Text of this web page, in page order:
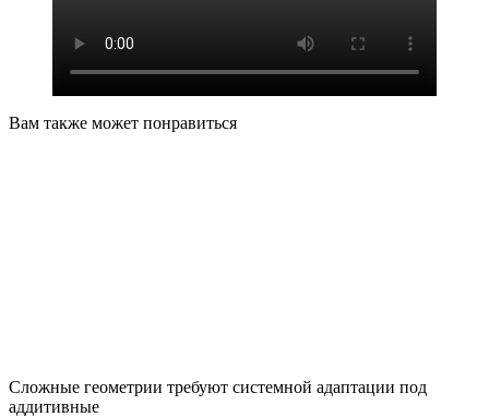
Вам также может понравиться
Сложные геометрии требуют системной адаптации под
аддитивные